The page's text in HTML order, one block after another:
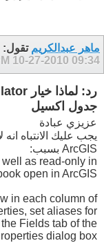
ماهر عبدالكريم تقول:
10-27-2010 09:34 PM
جدول اكسيل
عزيزي عبادة
يجب عليك الانتباه
ArcGIS بسبب:
as read-only in
open in ArcGIS.
in each column of
set aliases for
Fields tab of the
dialog box.